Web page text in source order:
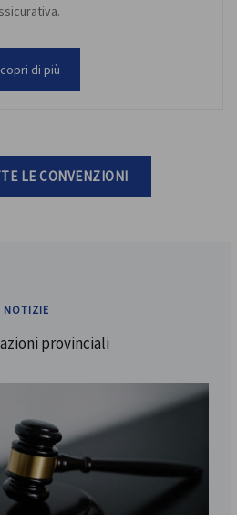
di più
LE CONVENZIONI
NOTIZIE
provinciali